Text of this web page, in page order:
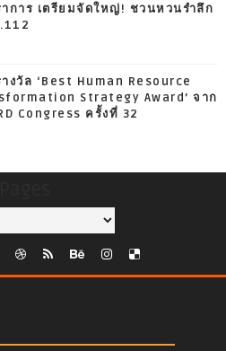
การ เตรียมจัดใหญ่! ชวนหวนรำลึก
างวัล ‘Best Human Resource
Strategy Award’ จาก
Congress ครั้งที่ 32